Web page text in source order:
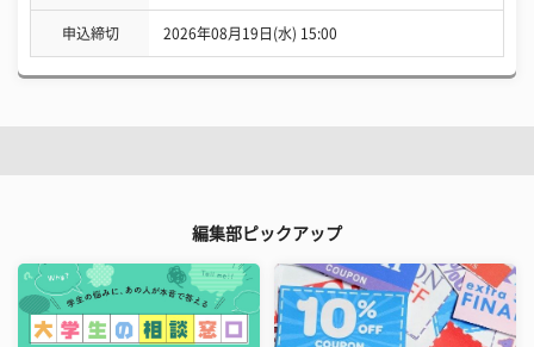
申込締切 2026年08月19日(水) 15:00
編集部ピックアップ